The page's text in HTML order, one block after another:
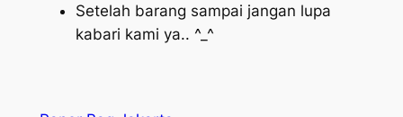
Setelah barang sampai jangan lupa
kabari kami ya.. ^_^